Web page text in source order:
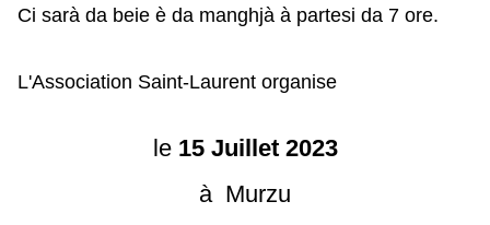
Ci sarà da beie è da manghjà à partesi da 7 ore.
L'Association Saint-Laurent organise
le 15 Juillet 2023
à Murzu